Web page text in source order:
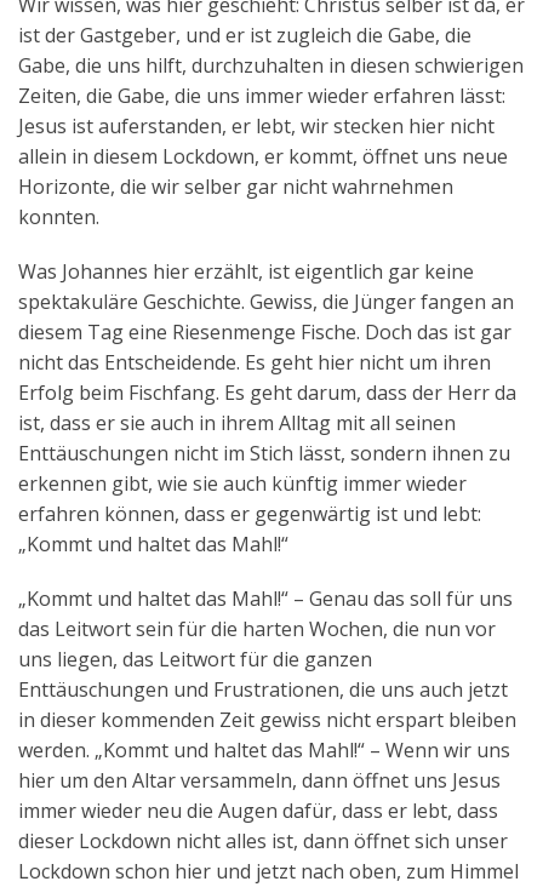
ist der Gastgeber, und er ist zugleich die Gabe, die
Gabe, die uns hilft, durchzuhalten in diesen schwierigen
Zeiten, die Gabe, die uns immer wieder erfahren lässt:
Jesus ist auferstanden, er lebt, wir stecken hier nicht
allein in diesem Lockdown, er kommt, öffnet uns neue
Horizonte, die wir selber gar nicht wahrnehmen
konnten.
Was Johannes hier erzählt, ist eigentlich gar keine
spektakuläre Geschichte. Gewiss, die Jünger fangen an
diesem Tag eine Riesenmenge Fische. Doch das ist gar
nicht das Entscheidende. Es geht hier nicht um ihren
Erfolg beim Fischfang. Es geht darum, dass der Herr da
ist, dass er sie auch in ihrem Alltag mit all seinen
Enttäuschungen nicht im Stich lässt, sondern ihnen zu
erkennen gibt, wie sie auch künftig immer wieder
erfahren können, dass er gegenwärtig ist und lebt:
„Kommt und haltet das Mahl!“
„Kommt und haltet das Mahl!“ – Genau das soll für uns
das Leitwort sein für die harten Wochen, die nun vor
uns liegen, das Leitwort für die ganzen
Enttäuschungen und Frustrationen, die uns auch jetzt
in dieser kommenden Zeit gewiss nicht erspart bleiben
werden. „Kommt und haltet das Mahl!“ – Wenn wir uns
hier um den Altar versammeln, dann öffnet uns Jesus
immer wieder neu die Augen dafür, dass er lebt, dass
dieser Lockdown nicht alles ist, dann öffnet sich unser
Lockdown schon hier und jetzt nach oben, zum Himmel